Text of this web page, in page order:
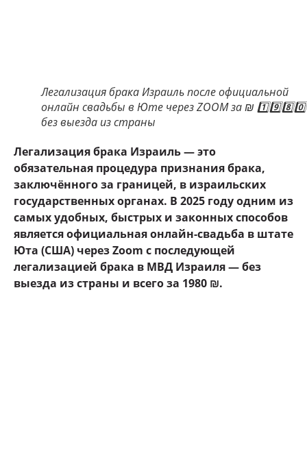
Легализация брака Израиль после официальной
онлайн свадьбы в Юте через ZOOM за ₪
без выезда из страны
Легализация брака Израиль — это
обязательная процедура признания брака,
заключённого за границей, в израильских
государственных органах. В 2025 году одним из
самых удобных, быстрых и законных способов
является официальная онлайн-свадьба в штате
Юта (США) через Zoom с последующей
легализацией брака в МВД Израиля — без
выезда из страны и всего за 1980 ₪.